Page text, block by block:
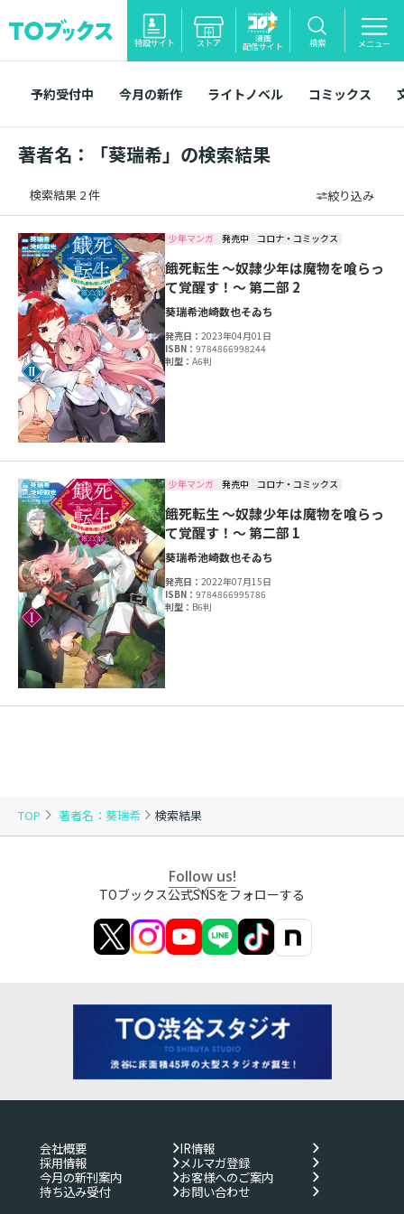
特設サイト ストア 漫画
配信サイト 検索 メニュー
予約受付中 今月の新作 ライトノベル コミックス
TOP 著者名：葵瑞希 検索結果
著者名：「葵瑞希」の検索結果
検索結果 2 件 絞り込み
少年マンガ 発売中 コロナ・コミックス
餓死転生 ～奴隷少年は魔物を喰らっ
て覚醒す！～ 第二部 2
葵瑞希池崎数也そゐち
発売日：2023年04月01日
ISBN：9784866998244
判型：A6判
少年マンガ 発売中 コロナ・コミックス
餓死転生 ～奴隷少年は魔物を喰らっ
て覚醒す！～ 第二部 1
葵瑞希池崎数也そゐち
発売日：2022年07月15日
ISBN：9784866995786
判型： B6判
Follow us!
TOブックス公式SNSをフォローする
会社概要
IR情報
採用情報
メルマガ登録
今月の新刊案内
お客様へのご案内
持ち込み受付
お問い合わせ